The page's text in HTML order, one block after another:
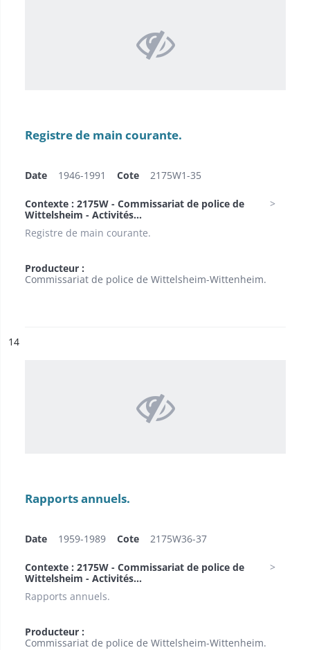
Registre de main courante.
Date 1946-1991 Cote 2175W1-35
Contexte : 2175W - Commissariat de police de
Wittelsheim - Activités...
Registre de main courante.
Producteur :
Commissariat de police de Wittelsheim-Wittenheim.
n°
14
Rapports annuels.
Date 1959-1989 Cote 2175W36-37
Contexte : 2175W - Commissariat de police de
Wittelsheim - Activités...
Rapports annuels.
Producteur :
Commissariat de police de Wittelsheim-Wittenheim.